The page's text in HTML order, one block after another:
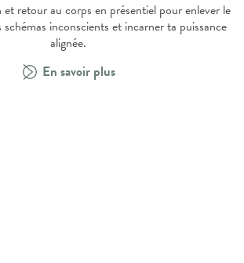
et retour au corps en présentiel pour enlever le
inconscients et incarner ta puissance
alignée.
En savoir plus